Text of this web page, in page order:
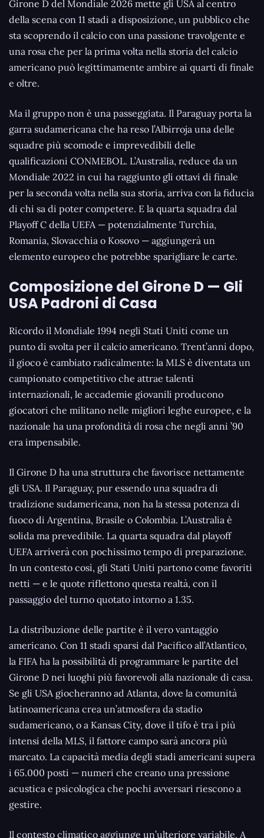
Girone D del Mondiale 2026 mette gli USA al centro
della scena con 11 stadi a disposizione, un pubblico che
sta scoprendo il calcio con una passione travolgente e
una rosa che per la prima volta nella storia del calcio
americano può legittimamente ambire ai quarti di finale
e oltre.
Ma il gruppo non è una passeggiata. Il Paraguay porta la
garra sudamericana che ha reso l’Albirroja una delle
squadre più scomode e imprevedibili delle
qualificazioni CONMEBOL. L’Australia, reduce da un
Mondiale 2022 in cui ha raggiunto gli ottavi di finale
per la seconda volta nella sua storia, arriva con la fiducia
di chi sa di poter competere. E la quarta squadra dal
Playoff C della UEFA — potenzialmente Turchia,
Romania, Slovacchia o Kosovo — aggiungerà un
elemento europeo che potrebbe sparigliare le carte.
Composizione del Girone D — Gli
USA Padroni di Casa
Ricordo il Mondiale 1994 negli Stati Uniti come un
punto di svolta per il calcio americano. Trent’anni dopo,
il gioco è cambiato radicalmente: la MLS è diventata un
campionato competitivo che attrae talenti
internazionali, le accademie giovanili producono
giocatori che militano nelle migliori leghe europee, e la
nazionale ha una profondità di rosa che negli anni ’90
era impensabile.
Il Girone D ha una struttura che favorisce nettamente
gli USA. Il Paraguay, pur essendo una squadra di
tradizione sudamericana, non ha la stessa potenza di
fuoco di Argentina, Brasile o Colombia. L’Australia è
solida ma prevedibile. La quarta squadra dal playoff
UEFA arriverà con pochissimo tempo di preparazione.
In un contesto così, gli Stati Uniti partono come favoriti
netti — e le quote riflettono questa realtà, con il
passaggio del turno quotato intorno a 1.35.
La distribuzione delle partite è il vero vantaggio
americano. Con 11 stadi sparsi dal Pacifico all’Atlantico,
la FIFA ha la possibilità di programmare le partite del
Girone D nei luoghi più favorevoli alla nazionale di casa.
Se gli USA giocheranno ad Atlanta, dove la comunità
latinoamericana crea un’atmosfera da stadio
sudamericano, o a Kansas City, dove il tifo è tra i più
intensi della MLS, il fattore campo sarà ancora più
marcato. La capacità media degli stadi americani supera
i 65.000 posti — numeri che creano una pressione
acustica e psicologica che pochi avversari riescono a
gestire.
Il contesto climatico aggiunge un’ulteriore variabile. A